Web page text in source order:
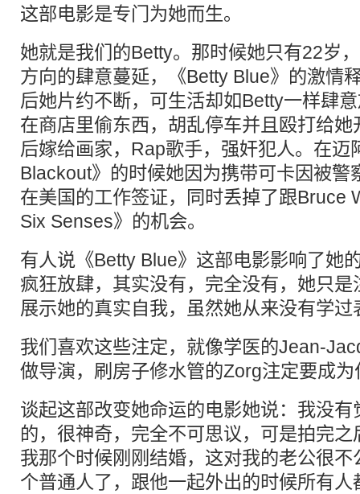
这部电影是专门为她而生。
她就是我们的Betty。那时候她只有22岁
方向的肆意蔓延，《Betty Blue》的激情
后她片约不断，可生活却如Betty一样
在商店里偷东西，胡乱停车并且殴打给
后嫁给画家，Rap歌手，强奸犯人。在迈
Blackout》的时候她因为携带可卡因被警
在美国的工作签证，同时丢掉了跟Bruce
Six Senses》的机会。
有人说《Betty Blue》这部电影影响了她
疯狂放肆，其实没有，完全没有，她只
展示她的真实自我，虽然她从来没有学过
我们喜欢这些注定，就像学医的Jean-
做导演，刷房子修水管的Zorg注定要成为
谈起这部改变她命运的电影她说：我没
的，很神奇，完全不可思议，可是拍完
我那个时候刚刚结婚，这对我的老公很
个普通人了，跟他一起外出的时候所有